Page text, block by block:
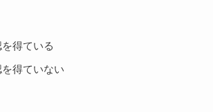
得ている
得ていない